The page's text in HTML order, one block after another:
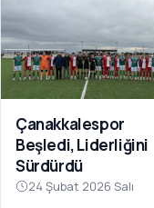
Çanakkalespor
Beşledi, Liderliğini
Sürdürdü
24 Şubat 2026 Salı